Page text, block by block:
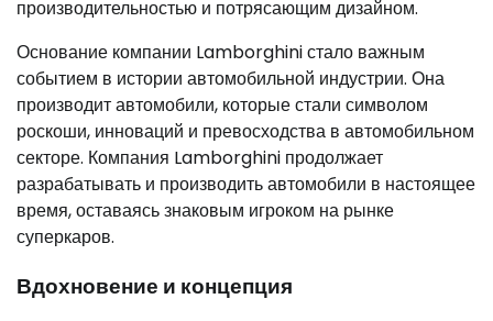
производительностью и потрясающим дизайном.
Основание компании Lamborghini стало важным
событием в истории автомобильной индустрии. Она
производит автомобили, которые стали символом
роскоши, инноваций и превосходства в автомобильном
секторе. Компания Lamborghini продолжает
разрабатывать и производить автомобили в настоящее
время, оставаясь знаковым игроком на рынке
суперкаров.
Вдохновение и концепция